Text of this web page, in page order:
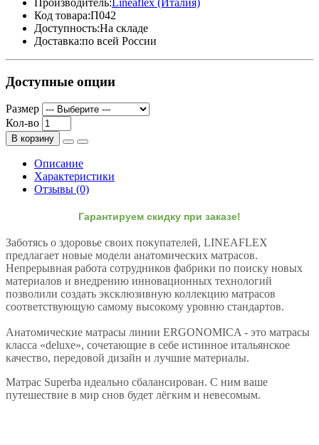
Код товара:П042
Доступность:На складе
Доставка:по всей России
Доступные опции
Размер
Кол-во
В корзину
Описание
Характеристики
Отзывы (0)
Гарантируем скидку при заказе!
Заботясь о здоровье своих покупателей, LINEAFLEX
предлагает новые модели анатомических матрасов.
Непрерывная работа сотрудников фабрики по поиску новых
материалов и внедрению инновационных технологий
позволили создать эксклюзивную коллекцию матрасов
соответствующую самому высокому уровню стандартов.
Анатомические матрасы линии ERGONOMICA - это матрасы
класса «deluxe», сочетающие в себе истинное итальянское
качество, передовой дизайн и лучшие материалы.
Матрас Superba идеально сбалансирован. С ним ваше
путешествие в мир снов будет лёгким и невесомым.